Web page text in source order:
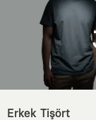
Erkek Tişört